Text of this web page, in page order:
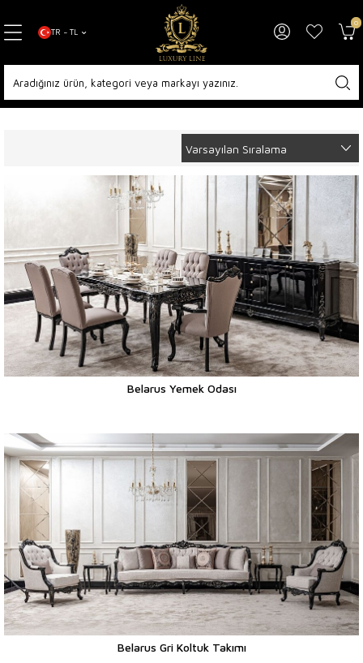
TR − TL
0
Belarus Yemek Odası
Belarus Gri Koltuk Takımı